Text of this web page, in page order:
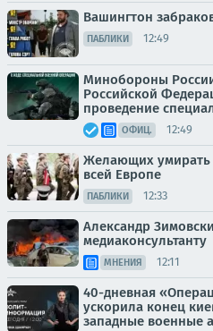
Вашингтон
ПАБЛИКИ 12:49
Минобороны
Российской
проведение
ОФИЦ. 12:49
Желающих умирать
всей Европе
ПАБЛИКИ 12:33
Александр
медиаконсультанту
МНЕНИЯ 12:11
40-дневная
ускорила конец
западные военные